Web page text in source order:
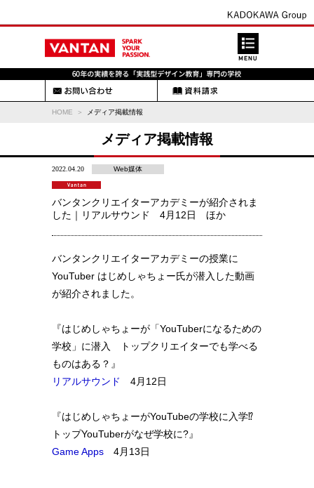
HOME メディア掲載情報
メディア掲載情報
2022.04.20 Web媒体
バンタンクリエイターアカデミーが紹介されま
した｜リアルサウンド 4月12日 ほか
バンタンクリエイターアカデミーの授業に
YouTuber はじめしゃちょー氏が潜入した動画
が紹介されました。
『はじめしゃちょーが「YouTuberになるための
学校」に潜入 トップクリエイターでも学べる
ものはある？』
リアルサウンド
4月12日
『はじめしゃちょーがYouTubeの学校に入学⁉︎
トップYouTuberがなぜ学校に?』
Game Apps 4月13日